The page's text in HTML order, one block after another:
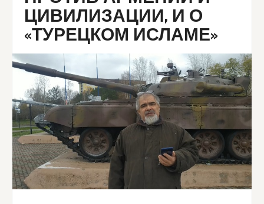
ЦИВИЛИЗАЦИИ, И О
«ТУРЕЦКОМ ИСЛАМЕ»